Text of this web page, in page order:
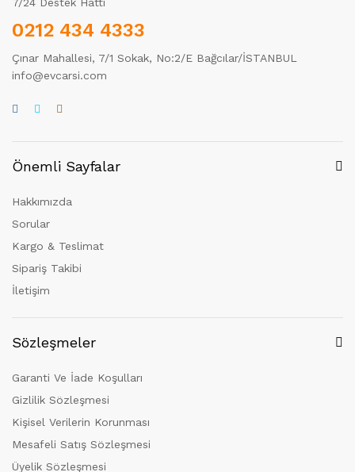
0212 434 4333
Çınar Mahallesi, 7/1 Sokak, No:2/E Bağcılar/İSTANBUL
info@evcarsi.com
Önemli Sayfalar
Hakkımızda
Sorular
Kargo & Teslimat
Sipariş Takibi
İletişim
Sözleşmeler
Garanti Ve İade Koşulları
Gizlilik Sözleşmesi
Kişisel Verilerin Korunması
Mesafeli Satış Sözleşmesi
Üyelik Sözleşmesi